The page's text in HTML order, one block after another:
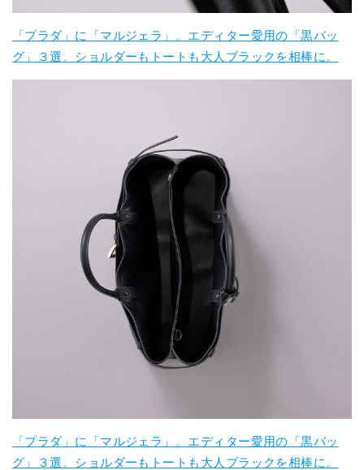
「プラダ」に「マルジェラ」。エディター愛用の「黒バッ
グ」３選。ショルダーもトートも大人ブラックを相棒に。
「プラダ」に「マルジェラ」。エディター愛用の「黒バッ
グ」３選。ショルダーもトートも大人ブラックを相棒に。